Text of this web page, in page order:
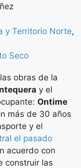
y Territorio Norte,
Seco
obras de la
y el
Ontime
más de 30 años
y el
el pasado
acuerdo con
construir las